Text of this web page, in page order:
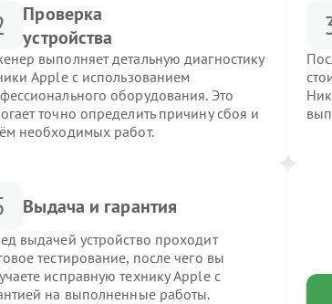
Проверка
устройства
выполняет детальную диагностику
Apple с использованием
оборудования. Это
точно определить причину сбоя и
необходимых работ.
Выдача и гарантия
выдачей устройство проходит
тестирование, после чего вы
исправную технику Apple с
на выполненные работы.